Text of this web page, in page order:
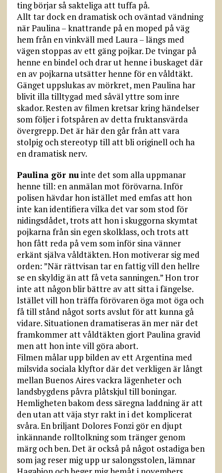
ting börjar så sakteliga att tuffa på.
Allt tar dock en dramatisk och oväntad vändning
när Paulina – knattrande på en moped på väg
hem från en vinkväll med Laura – längs med
vägen stoppas av ett gäng pojkar. De tvingar på
henne en bindel och drar ut henne i buskaget där
en av pojkarna utsätter henne för en våldtäkt.
Gänget uppslukas av mörkret, men Paulina har
blivit illa tilltygad med såväl yttre som inre
skador. Resten av filmen kretsar kring händelser
som följer i fotspåren av detta fruktansvärda
övergrepp. Det är här den går från att vara
stolpig och stereotyp till att bli originell och ha
en dramatisk nerv.
Paulina gör nuinte det som alla uppmanar
henne till: en anmälan mot förövarna. Inför
polisen hävdar hon istället med emfas att hon
inte kan identifiera vilka det var som stod för
nidingsdådet, trots att hon i skuggorna skymtat
pojkarna från sin egen skolklass, och trots att
hon fått reda på vem som inför sina vänner
erkänt själva våldtäkten. Hon motiverar sig med
orden: ”När rättvisan tar en fattig vill den hellre
se en skyldig än att få veta sanningen.” Hon tror
inte att någon blir bättre av att sitta i fängelse.
Istället vill hon träffa förövaren öga mot öga och
få till stånd något sorts avslut för att kunna gå
vidare. Situationen dramatiseras än mer när det
framkommer att våldtäkten gjort Paulina gravid
men att hon inte vill göra abort.
Filmen målar upp bilden av ett Argentina med
milsvida sociala klyftor där det verkligen är långt
mellan Buenos Aires vackra lägenheter och
landsbygdens påvra plåtskjul till boningar.
Hemligheten bakom dess säregna laddning är att
den utan att väja styr rakt in i det komplicerat
svåra. En briljant Dolores Fonzi gör en djupt
inkännande rolltolkning som tränger genom
märg och ben. Det är också på något ostadiga ben
som jag reser mig upp ur salongsstolen, lämnar